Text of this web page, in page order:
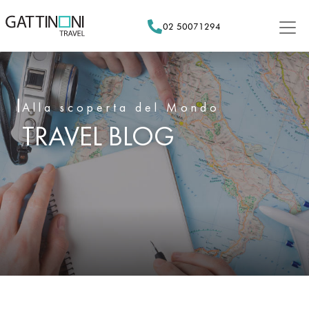
to
02 50071294
Alla scoperta del Mondo
TRAVEL BLOG